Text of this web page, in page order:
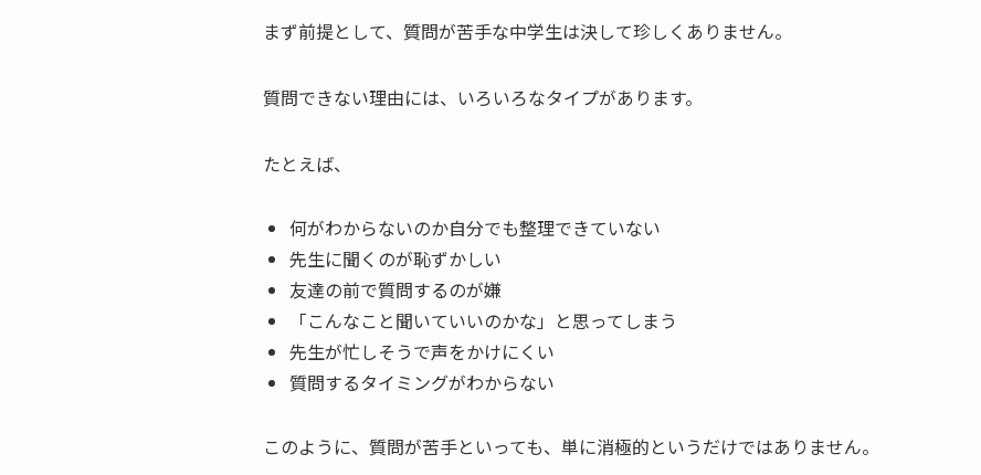
まず前提として、質問が苦手な中学生は決して珍しくありません。
質問できない理由には、いろいろなタイプがあります。
たとえば、
何がわからないのか自分でも整理できていない
先生に聞くのが恥ずかしい
友達の前で質問するのが嫌
「こんなこと聞いていいのかな」と思ってしまう
先生が忙しそうで声をかけにくい
質問するタイミングがわからない
このように、質問が苦手といっても、単に消極的というだけではありません。